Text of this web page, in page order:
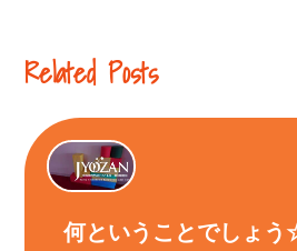
Related Posts
何ということでしょ